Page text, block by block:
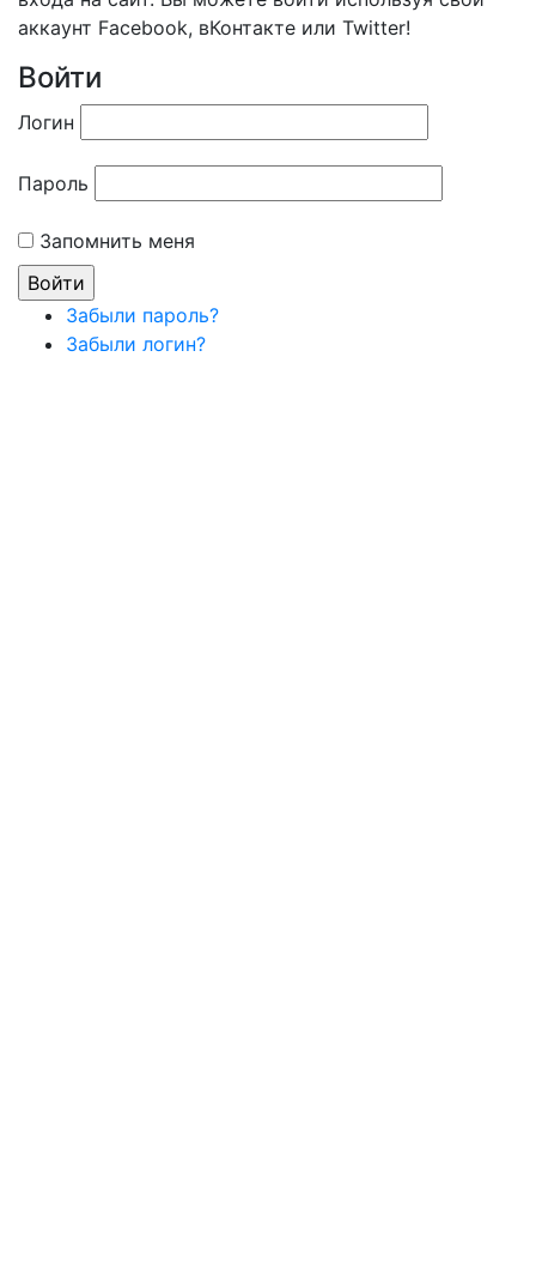
аккаунт Facebook, вКонтакте или Twitter!
Войти
Логин
Пароль
Запомнить меня
Забыли пароль?
Забыли логин?